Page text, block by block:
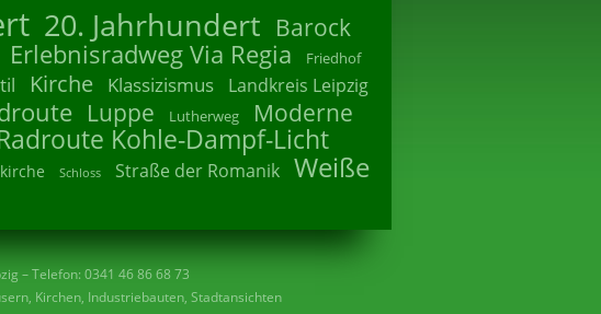
20. Jahrhundert Barock
Erlebnisradweg Via Regia Friedhof
Kirche Klassizismus Landkreis Leipzig
Luppe Lutherweg Moderne
Kohle-Dampf-Licht
Schloss Straße der Romanik Weiße
– Telefon: 0341 46 86 68 73
Kirchen, Industriebauten, Stadtansichten